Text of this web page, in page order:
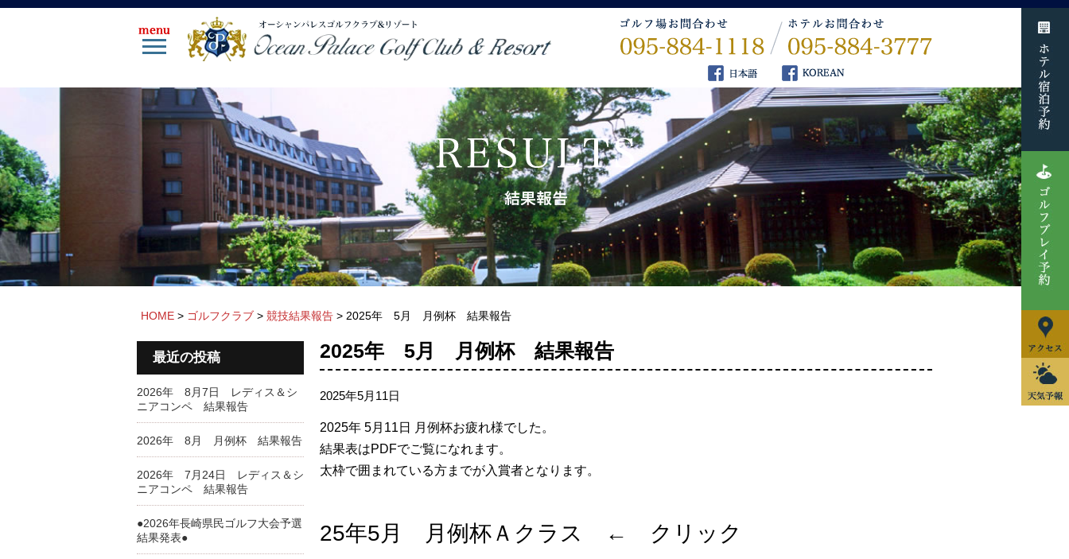
HOME > ゴルフクラブ > 競技結果報告 > 2025年 5月 月例杯 結果報告
2025年 5月 月例杯 結果報告
2025年5月11日
2025年 5月11日 月例杯お疲れ様でした。
結果表はPDFでご覧になれます。
太枠で囲まれている方までが入賞者となります。
25年5月 月例杯Ａクラス ← クリック
最近の投稿
2026年 8月7日 レディス＆シ
ニアコンペ 結果報告
2026年 8月 月例杯 結果報告
2026年 7月24日 レディス＆シ
ニアコンペ 結果報告
●2026年長崎県民ゴルフ大会予選
結果発表●